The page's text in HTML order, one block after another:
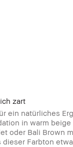
zart
ein natürliches
in warm
oder Bali Brown
Farbton